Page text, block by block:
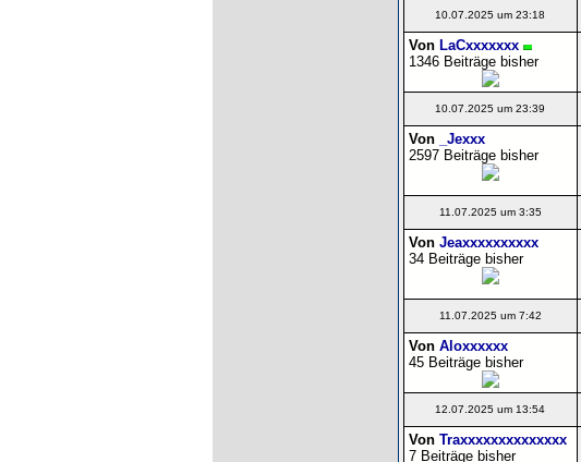
10.07.2025 um 23:18
Von LaCxxxxxxx
1346 Beiträge bisher
10.07.2025 um 23:39
Von
_Jexxx
2597 Beiträge bisher
11.07.2025 um 3:35
Von Jeaxxxxxxxxxx
34 Beiträge bisher
11.07.2025 um 7:42
Von Aloxxxxxx
45 Beiträge bisher
12.07.2025 um 13:54
Von Traxxxxxxxxxxxxxx
7 Beiträge bisher